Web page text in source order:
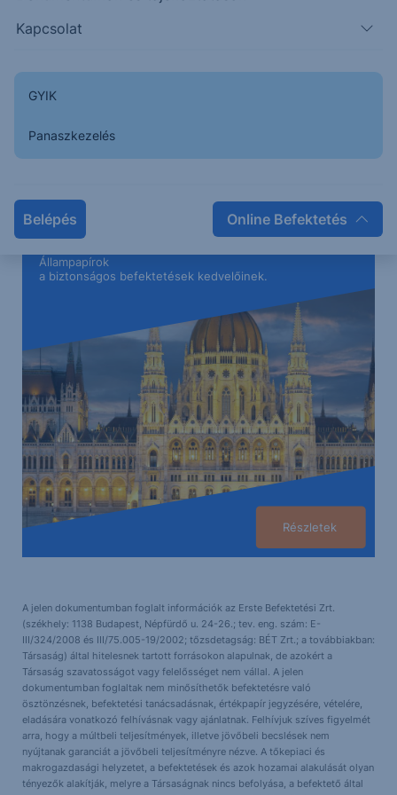
Kapcsolat
GYIK
Panaszkezelés
Belépés Online Befektetés
Erste Netbroker
Állampapírok
a biztonságos befektetések kedvelőinek.
Részletek
A jelen dokumentumban foglalt információk az Erste Befektetési Zrt.
(székhely: 1138 Budapest, Népfürdő u. 24-26.; tev. eng. szám: E-
III/324/2008 és III/75.005-19/2002; tőzsdetagság: BÉT Zrt.; a továbbiakban:
Társaság) által hitelesnek tartott forrásokon alapulnak, de azokért a
Társaság szavatosságot vagy felelősséget nem vállal. A jelen
dokumentumban foglaltak nem minősíthetők befektetésre való
ösztönzésnek, befektetési tanácsadásnak, értékpapír jegyzésére, vételére,
eladására vonatkozó felhívásnak vagy ajánlatnak. Felhívjuk szíves figyelmét
arra, hogy a múltbeli teljesítmények, illetve jövőbeli becslések nem
nyújtanak garanciát a jövőbeli teljesítményre nézve. A tőkepiaci és
makrogazdasági helyzetet, a befektetések és azok hozamai alakulását olyan
tényezők alakítják, melyre a Társaságnak nincs befolyása, a befektető által